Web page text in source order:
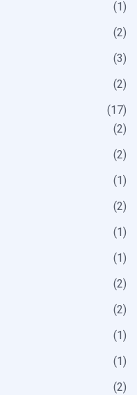
1
2
3
2
17
2
2
1
2
1
1
2
2
1
1
2